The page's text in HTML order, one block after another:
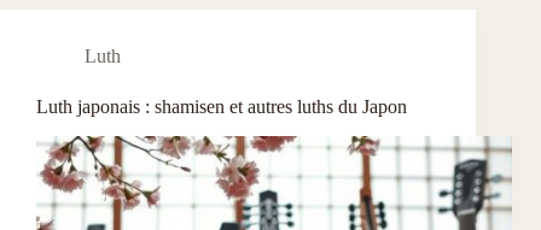
Luth
Luth japonais : shamisen et autres luths du Japon